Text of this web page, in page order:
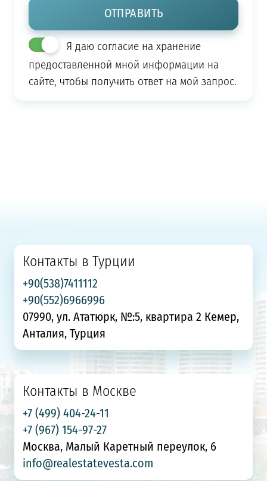
Я даю согласие на хранение
предоставленной мной информации на
сайте, чтобы получить ответ на мой запрос.
Контакты в Турции
+90(538)7411112
+90(552)6966996
07990, ул. Ататюрк, №:5, квартира 2 Кемер,
Анталия, Турция
Контакты в Москве
+7 (499) 404-24-11
+7 (967) 154-97-27
Москва, Малый Каретный переулок, 6
info@realestatevesta.com